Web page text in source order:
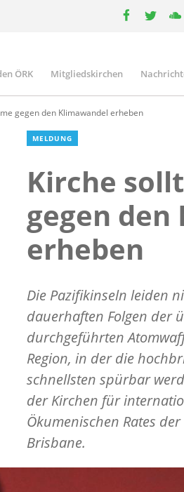
ÖRK Mitgliedskirchen
gegen den Klimawandel erheben
MELDUNG
Kirche
gegen
erheben
Die Pazifikinseln leiden
dauerhaften Folgen der
durchgeführten
Region, in der die
schnellsten spürbar
der Kirchen für
Ökumenischen Rates
Brisbane.